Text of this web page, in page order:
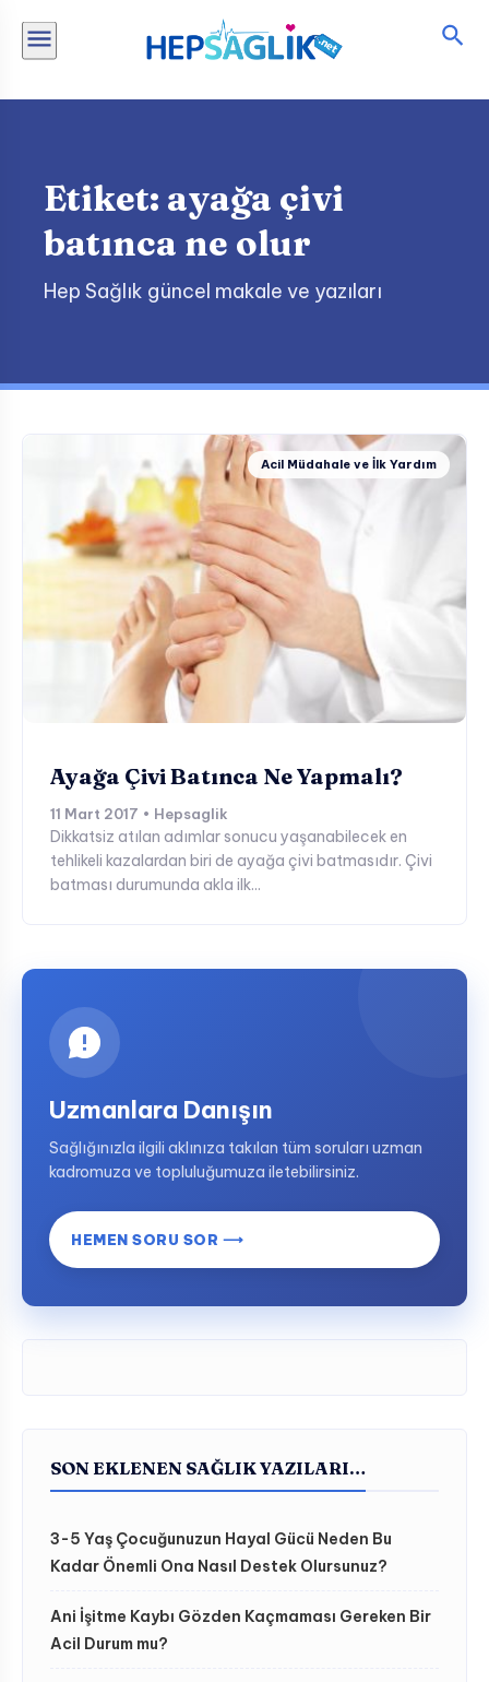
atla
Etiket: ayağa çivi
batınca ne olur
Hep Sağlık güncel makale ve yazıları
Acil Müdahale ve İlk Yardım
Ayağa Çivi Batınca Ne Yapmalı?
11 Mart 2017 • Hepsaglik
Dikkatsiz atılan adımlar sonucu yaşanabilecek en
tehlikeli kazalardan biri de ayağa çivi batmasıdır. Çivi
batması durumunda akla ilk...
Uzmanlara Danışın
Sağlığınızla ilgili aklınıza takılan tüm soruları uzman
kadromuza ve topluluğumuza iletebilirsiniz.
HEMEN SORU SOR ⟶
SON EKLENEN SAĞLIK YAZILARI…
3-5 Yaş Çocuğunuzun Hayal Gücü Neden Bu
Kadar Önemli Ona Nasıl Destek Olursunuz?
Ani İşitme Kaybı Gözden Kaçmaması Gereken Bir
Acil Durum mu?